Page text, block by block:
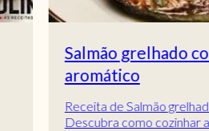
Salmão grelhado com
aromático
Receita de Salmão grelhado
Descubra como cozinhar a